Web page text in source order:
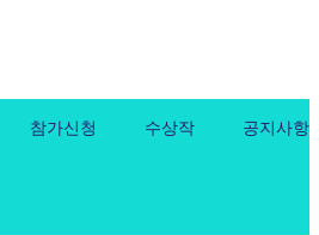
참가신청 수상작 공지사항